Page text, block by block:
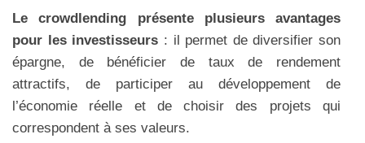
Le crowdlending présente plusieurs avantages
pour les investisseurs : il permet de diversifier son
épargne, de bénéficier de taux de rendement
attractifs, de participer au développement de
l’économie réelle et de choisir des projets qui
correspondent à ses valeurs.